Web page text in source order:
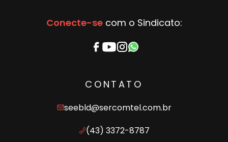
Conecte-secom o Sindicato:
CONTATO
seebld@sercomtel.com.br
(43) 3372-8787